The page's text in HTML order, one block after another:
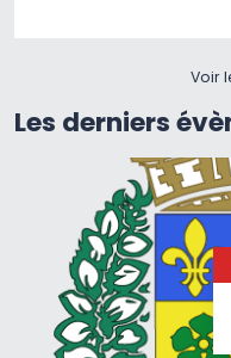
Voir
Les derniers